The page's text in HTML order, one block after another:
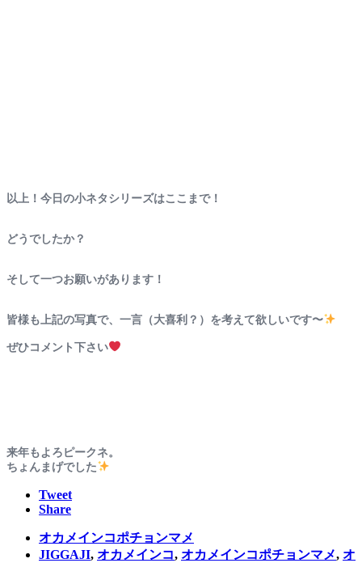
以上！今日の小ネタシリーズはここまで！
どうでしたか？
そして一つお願いがあります！
皆様も上記の写真で、一言（大喜利？）を考えて欲しいです〜
ぜひコメント下さい
来年もよろピークネ。
ちょんまげでした
Tweet
Share
オカメインコポチョンマメ
JIGGAJI, オカメインコ, オカメインコポチョンマメ, オ